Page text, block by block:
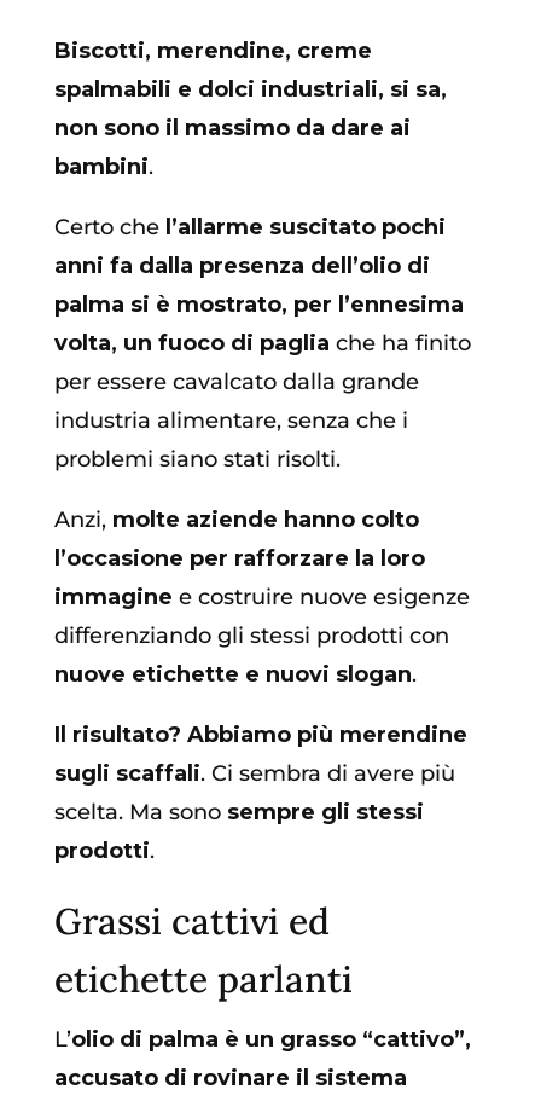
Biscotti, merendine, creme
spalmabili e dolci industriali, si sa,
non sono il massimo da dare ai
bambini.
Certo che l’allarme suscitato pochi
anni fa dalla presenza dell’olio di
palma si è mostrato, per l’ennesima
volta, un fuoco di paglia che ha finito
per essere cavalcato dalla grande
industria alimentare, senza che i
problemi siano stati risolti.
Anzi, molte aziende hanno colto
l’occasione per rafforzare la loro
immagine e costruire nuove esigenze
differenziando gli stessi prodotti con
nuove etichette e nuovi slogan.
Il risultato? Abbiamo più merendine
sugli scaffali. Ci sembra di avere più
scelta. Ma sono sempre gli stessi
prodotti.
Grassi cattivi ed
etichette parlanti
L’olio di palma è un grasso “cattivo”,
accusato di rovinare il sistema